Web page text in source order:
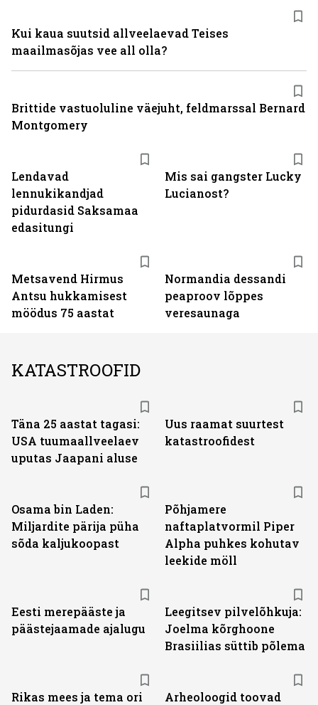
Lendavad
lennukikandjad
pidurdasid Saksamaa
edasitungi
Mis sai gangster Lucky
Lucianost?
Metsavend Hirmus
Antsu hukkamisest
möödus 75 aastat
Normandia dessandi
peaproov lõppes
veresaunaga
Kui kaua suutsid allveelaevad Teises
maailmasõjas vee all olla?
Brittide vastuoluline väejuht, feldmarssal Bernard
Montgomery
KATASTROOFID
Täna 25 aastat tagasi:
USA tuumaallveelaev
uputas Jaapani aluse
Uus raamat suurtest
katastroofidest
Osama bin Laden:
Miljardite pärija püha
sõda kaljukoopast
Põhjamere
naftaplatvormil Piper
Alpha puhkes kohutav
leekide möll
Eesti merepääste ja
päästejaamade ajalugu
Leegitsev pilvelõhkuja:
Joelma kõrghoone
Brasiilias süttib põlema
Rikas mees ja tema ori
Arheoloogid toovad